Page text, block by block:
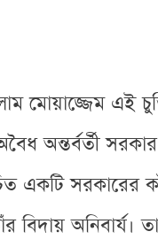
মোয়াজ্জেম এই
অবৈধ অন্তর্বর্তী
একটি সরকারের
বিদায়